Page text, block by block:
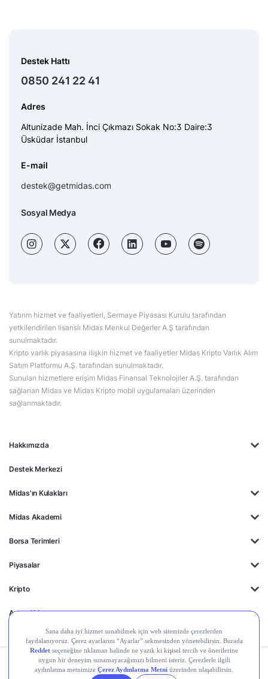
Hakkımızda
Destek Merkezi
Midas'ın Kulakları
Midas Akademi
Borsa Terimleri
Piyasalar
Kripto
Ayrıcalıklar
Destek Hattı
0850 241 22 41
Adres
Altunizade Mah. İnci Çıkmazı Sokak No:3 Daire:3
Üsküdar İstanbul
E-mail
destek@getmidas.com
Sosyal Medya
Yatırım hizmet ve faaliyetleri, Sermaye Piyasası Kurulu tarafından
yetkilendirilen lisanslı Midas Menkul Değerler A.Ş tarafından
sunulmaktadır.
Kripto varlık piyasasına ilişkin hizmet ve faaliyetler Midas Kripto Varlık Alım
Satım Platformu A.Ş. tarafından sunulmaktadır.
Sunulan hizmetlere erişim Midas Finansal Teknolojiler A.Ş. tarafından
sağlanan Midas ve Midas Kripto mobil uygulamaları üzerinden
sağlanmaktadır.
Kişisel Verilerin
Gizlilik
Yasal
Çerez